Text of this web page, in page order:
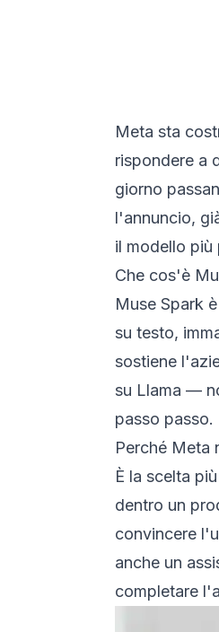
Meta sta
rispondere a
giorno
l'annuncio,
il modello più
Che cos'è
Muse Spark
su testo,
sostiene
su Llama —
passo passo.
Perché Meta
È la scelta
dentro un
convincere
anche un
completare